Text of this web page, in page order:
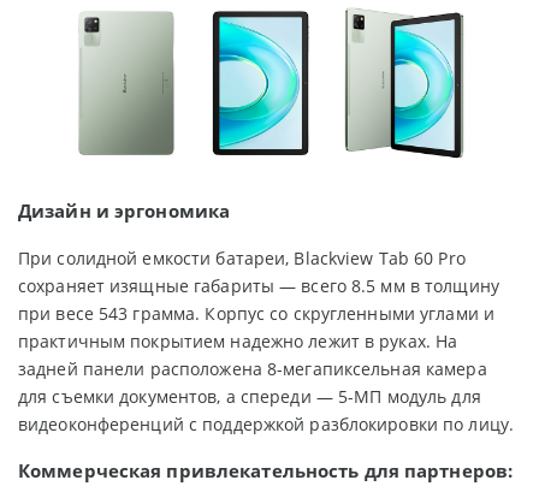
Дизайн и эргономика
При солидной емкости батареи, Blackview Tab 60 Pro
сохраняет изящные габариты — всего 8.5 мм в толщину
при весе 543 грамма. Корпус со скругленными углами и
практичным покрытием надежно лежит в руках. На
задней панели расположена 8-мегапиксельная камера
для съемки документов, а спереди — 5-МП модуль для
видеоконференций с поддержкой разблокировки по лицу.
Коммерческая привлекательность для партнеров: